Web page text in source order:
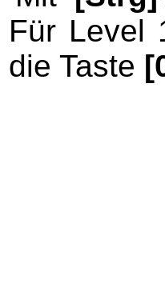
Für Level
die Taste